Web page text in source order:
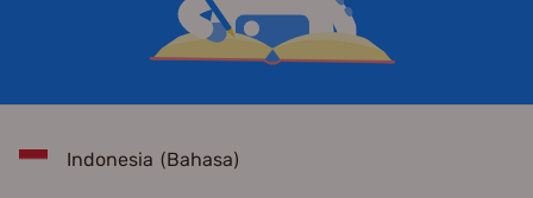
Indonesia (Bahasa)